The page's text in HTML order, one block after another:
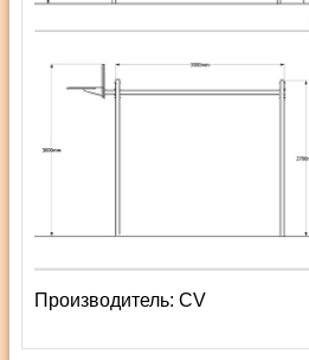
Производитель: СV